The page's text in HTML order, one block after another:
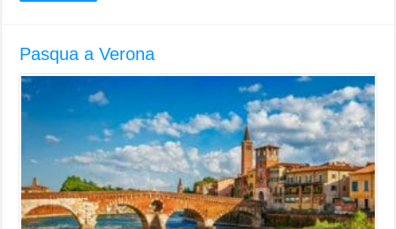
Pasqua a Verona